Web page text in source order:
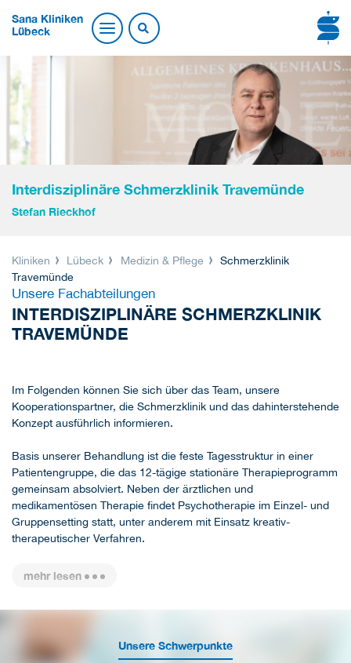
Sana Kliniken
Lübeck
Interdisziplinäre Schmerzklinik Travemünde
Stefan Rieckhof
Kliniken Lübeck Medizin & Pflege
Schmerzklinik
Travemünde
Unsere Fachabteilungen
INTERDISZIPLINÄRE SCHMERZKLINIK
TRAVEMÜNDE
Im Folgenden können Sie sich über das Team, unsere
Kooperationspartner, die Schmerzklinik und das dahinterstehende
Konzept ausführlich informieren.
Basis unserer Behandlung ist die feste Tagesstruktur in einer
Patientengruppe, die das 12-tägige stationäre Therapieprogramm
gemeinsam absolviert. Neben der ärztlichen und
medikamentösen Therapie findet Psychotherapie im Einzel- und
Gruppensetting statt, unter anderem mit Einsatz kreativ-
therapeutischer Verfahren.
mehr lesen
Unsere Schwerpunkte